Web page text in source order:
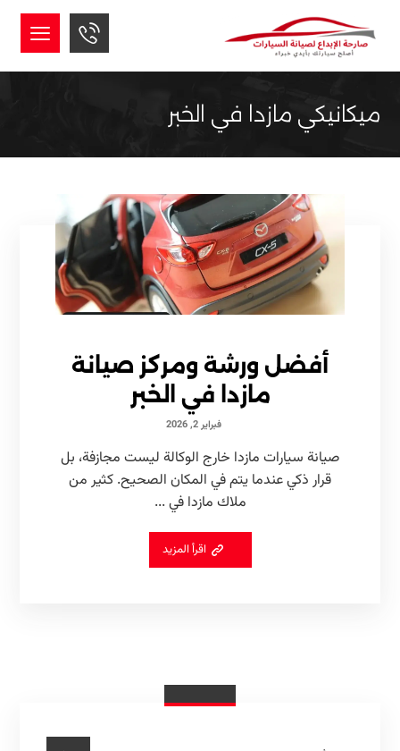
ميكانيكي مازدا في الخبر
أفضل ورشة ومركز صيانة
مازدا في الخبر
فبراير 2, 2026
صيانة سيارات مازدا خارج الوكالة ليست مجازفة، بل
قرار ذكي عندما يتم في المكان الصحيح. كثير من
ملاك مازدا في ...
اقرأ المزيد